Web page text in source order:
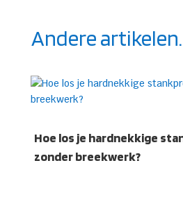
Andere artikelen.
Hoe los je hardnekkige
zonder breekwerk?